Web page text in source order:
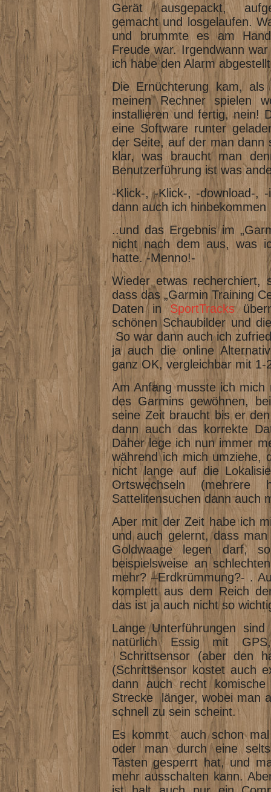
Gerät ausgepackt,
gemacht und losgelaufen.
und brummte es am
Freude war. Irgendwann
ich habe den Alarm
Die Ernüchterung kam,
meinen Rechner spielen
installieren und fertig, nein!
eine Software runter
der Seite, auf der man dann
klar, was braucht man
Benutzerführung ist was
-Klick-, -Klick-, -download-,
dann auch ich
..und das Ergebnis im
nicht nach dem aus, was
hatte. -Menno!-
Wieder etwas recherchiert,
dass das „Garmin Training
Daten inSportTracks
schönen Schaubilder und
So war dann auch ich
ja auch die online
ganz OK, vergleichbar mit
Am Anfang musste ich
des Garmins gewöhnen,
seine Zeit braucht bis er
dann auch das korrekte
Daher lege ich nun immer
während ich mich umziehe,
nicht lange auf die
Ortswechseln
Sattelitensuchen dann auch
Aber mit der Zeit habe ich
und auch gelernt, dass
Goldwaage legen darf,
beispielsweise an
mehr? –Erdkrümmung?- .
komplett aus dem Reich
das ist ja auch nicht so
Lange Unterführungen
natürlich Essig mit
Schrittsensor (aber den
(Schrittsensor kostet auch
dann auch recht
Strecke länger, wobei man
schnell zu sein scheint.
Es kommt auch schon
oder man durch eine
Tasten gesperrt hat, und
mehr ausschalten kann.